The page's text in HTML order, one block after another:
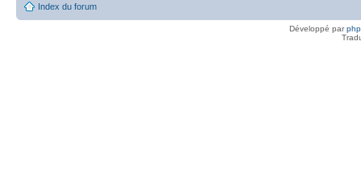
Index du forum
Développé par